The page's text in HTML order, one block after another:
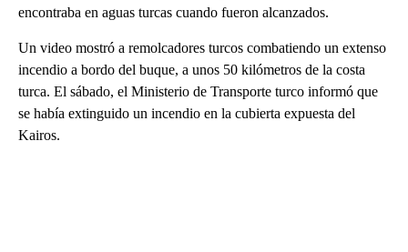
encontraba en aguas turcas cuando fueron alcanzados.
Un video mostró a remolcadores turcos combatiendo un extenso
incendio a bordo del buque, a unos 50 kilómetros de la costa
turca. El sábado, el Ministerio de Transporte turco informó que
se había extinguido un incendio en la cubierta expuesta del
Kairos.